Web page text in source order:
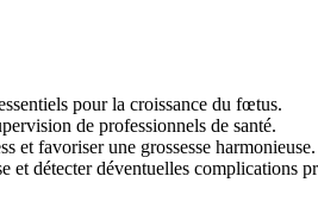
pour la croissance du fœtus.
de professionnels de santé.
et favoriser une grossesse harmonieuse.
détecter déventuelles complications